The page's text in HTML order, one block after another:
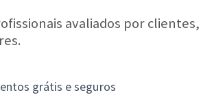
avaliados por
grátis e seguros